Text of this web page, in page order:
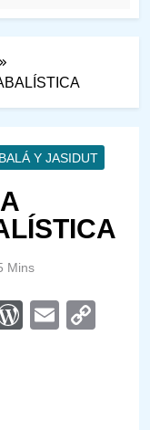
Y JASIDUT
Mins
Email